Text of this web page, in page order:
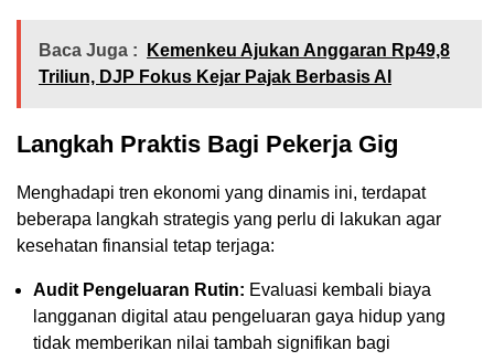
Baca Juga :
Kemenkeu Ajukan Anggaran Rp49,8
Triliun, DJP Fokus Kejar Pajak Berbasis AI
Langkah Praktis Bagi Pekerja Gig
Menghadapi tren ekonomi yang dinamis ini, terdapat
beberapa langkah strategis yang perlu di lakukan agar
kesehatan finansial tetap terjaga:
Audit Pengeluaran Rutin: Evaluasi kembali biaya
langganan digital atau pengeluaran gaya hidup yang
tidak memberikan nilai tambah signifikan bagi